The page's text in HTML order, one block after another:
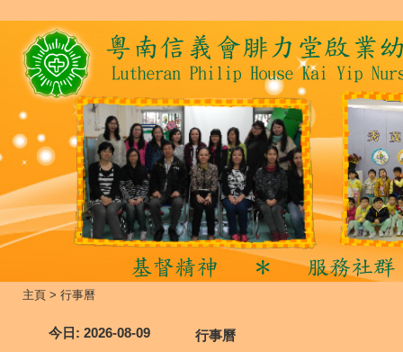
主頁 > 行事曆
今日 : 2026-08-09 行事曆